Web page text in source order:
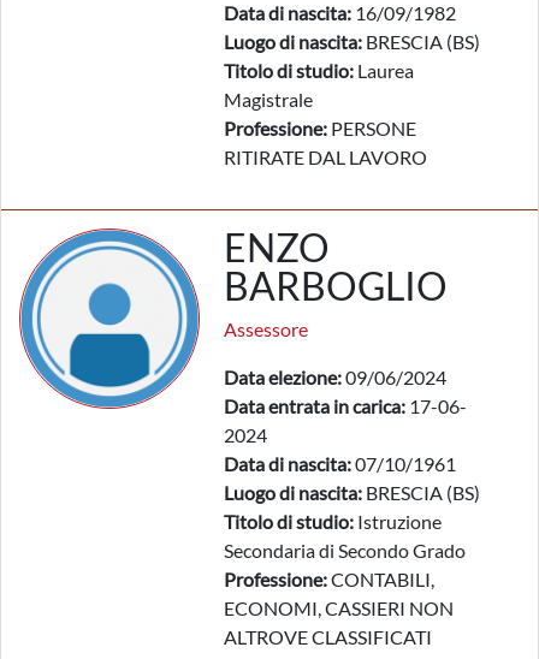
Data di nascita: 16/09/1982
Luogo di nascita: BRESCIA (BS)
Titolo di studio: Laurea
Magistrale
Professione: PERSONE
RITIRATE DAL LAVORO
ENZO
BARBOGLIO
Assessore
Data elezione:09/06/2024
Data entrata in carica: 17-06-
2024
Data di nascita:07/10/1961
Luogo di nascita: BRESCIA (BS)
Titolo di studio: Istruzione
Secondaria di Secondo Grado
Professione:CONTABILI,
ECONOMI, CASSIERI NON
ALTROVE CLASSIFICATI